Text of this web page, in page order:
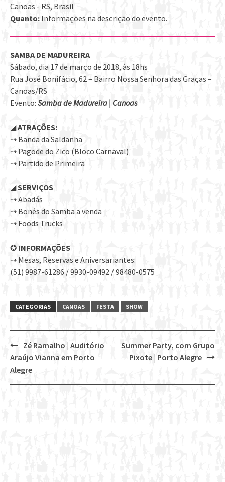
Canoas - RS, Brasil
Quanto: Informações na descrição do evento.
SAMBA DE MADUREIRA
Sábado, dia 17 de março de 2018, às 18hs
Rua José Bonifácio, 62 – Bairro Nossa Senhora das Graças –
Canoas/RS
Evento: Samba de Madureira | Canoas
◢ATRAÇÕES:
⇢ Banda da Saldanha
⇢ Pagode do Zico (Bloco Carnaval)
⇢ Partido de Primeira
◢SERVIÇOS
⇢ Abadás
⇢ Bonés do Samba a venda
⇢ Foods Trucks
✪ INFORMAÇÕES
⇢ Mesas, Reservas e Aniversariantes:
(51) 9987-61286 / 9930-09492 / 98480-0575
CATEGORIAS CANOAS FESTA SHOW
Post
navigation
Summer Party, com Grupo
Pixote | Porto Alegre
Zé Ramalho | Auditório
Araújo Vianna em Porto
Alegre